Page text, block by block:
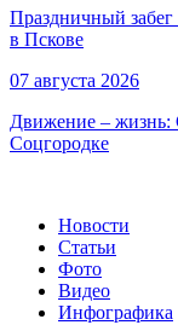
Праздничный забег
в Пскове
07 августа 2026
Движение – жизнь:
Соцгородке
Новости
Статьи
Фото
Видео
Инфографика